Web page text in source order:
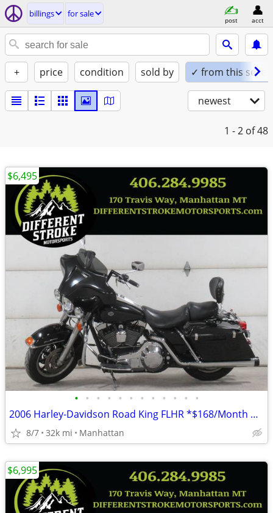
billings for sale
post acct
+ price condition sold by ✓ from this seller
newest
1 - 2 of 48
• • • • • • • • • • • •
2006 Harley-Davidson Road King FLHR *$168/Month OAC $0 Down*
8/7 32k mi Manhattan
$6,495
$6,995